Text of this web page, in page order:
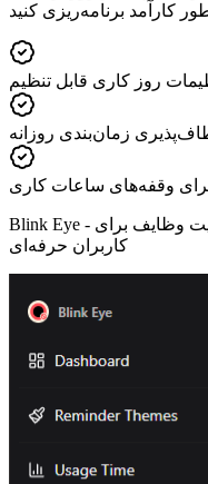
روز کاری قابل تنظیم
زمان‌بندی روزانه
برای وقفه‌های ساعات کاری
Blink Eye - وظایف برای
کاربران حرفه‌ای